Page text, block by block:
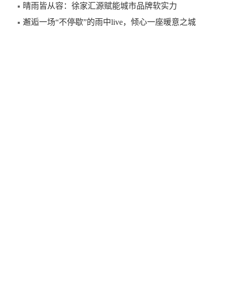
杰出人物”奖
晴雨皆从容：徐家汇源赋能城市品牌软实力
邂逅一场“不停歇”的雨中live，倾心一座暖意之城